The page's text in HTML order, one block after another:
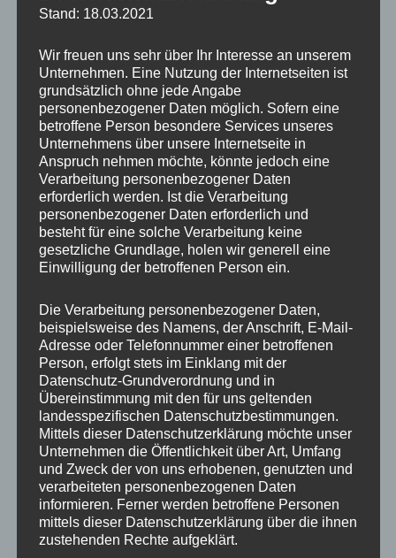
MP Mario Porten
Beratung
Training
Coaching
Impulsvorträge
NEWS ABONNIEREN?
Stand: 18.03.2021
Wir freuen uns sehr über Ihr Interesse an unserem
Unternehmen. Eine Nutzung der Internetseiten ist
grundsätzlich ohne jede Angabe
personenbezogener Daten möglich. Sofern eine
betroffene Person besondere Services unseres
Unternehmens über unsere Internetseite in
Anspruch nehmen möchte, könnte jedoch eine
Verarbeitung personenbezogener Daten
erforderlich werden. Ist die Verarbeitung
personenbezogener Daten erforderlich und
besteht für eine solche Verarbeitung keine
gesetzliche Grundlage, holen wir generell eine
Einwilligung der betroffenen Person ein.
Die Verarbeitung personenbezogener Daten,
beispielsweise des Namens, der Anschrift, E-Mail-
Adresse oder Telefonnummer einer betroffenen
Person, erfolgt stets im Einklang mit der
Datenschutz-Grundverordnung und in
Übereinstimmung mit den für uns geltenden
landesspezifischen Datenschutzbestimmungen.
Mittels dieser Datenschutzerklärung möchte unser
Unternehmen die Öffentlichkeit über Art, Umfang
und Zweck der von uns erhobenen, genutzten und
verarbeiteten personenbezogenen Daten
informieren. Ferner werden betroffene Personen
mittels dieser Datenschutzerklärung über die ihnen
zustehenden Rechte aufgeklärt.